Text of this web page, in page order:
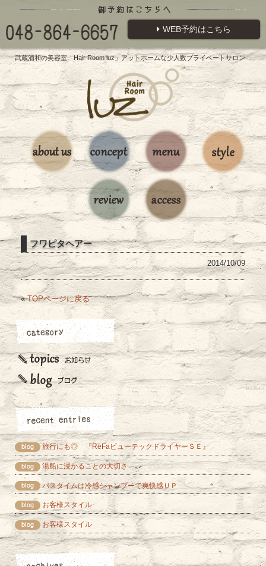
WEB予約はこちら
武蔵浦和の美容室「Hair Room luz」アットホームな少人数プライベートサロン
フワピタヘアー
2014/10/09
«TOPページに戻る
旅行にも◎ 『ReFaビューテックドライヤーＳＥ』
湯船に浸かることの大切さ
バスタイムは冷感シャンプーで爽快感ＵＰ
お客様スタイル
お客様スタイル